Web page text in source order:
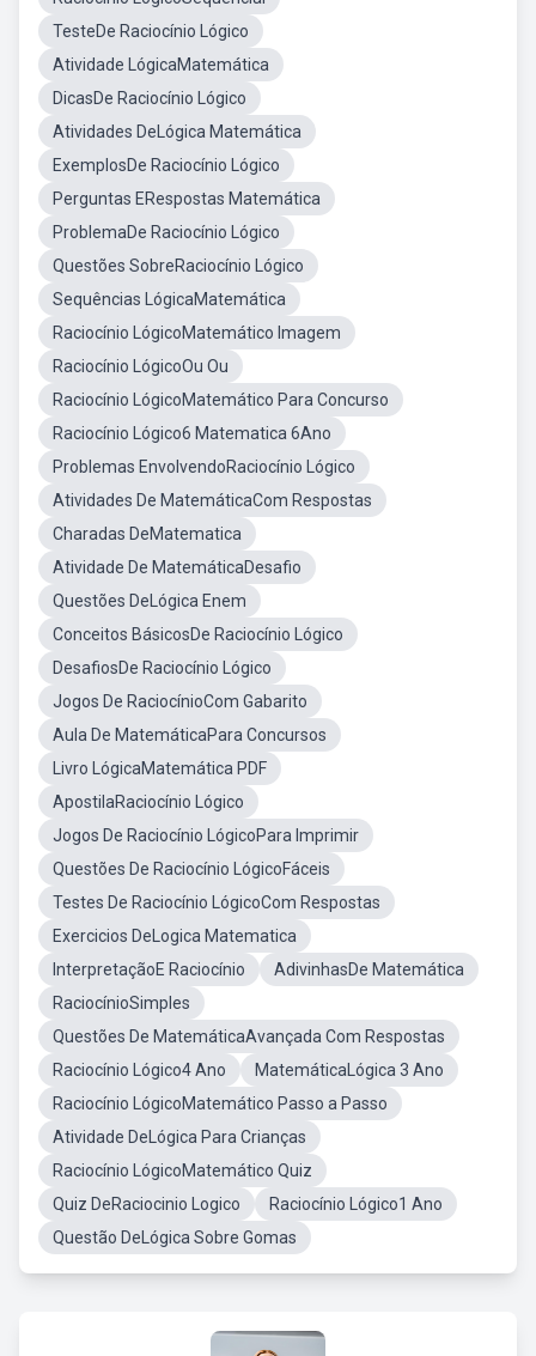
TesteDe Raciocínio Lógico
Atividade LógicaMatemática
DicasDe Raciocínio Lógico
Atividades DeLógica Matemática
ExemplosDe Raciocínio Lógico
Perguntas ERespostas Matemática
ProblemaDe Raciocínio Lógico
Questões SobreRaciocínio Lógico
Sequências LógicaMatemática
Raciocínio LógicoMatemático Imagem
Raciocínio LógicoOu Ou
Raciocínio LógicoMatemático Para Concurso
Raciocínio Lógico6 Matematica 6Ano
Problemas EnvolvendoRaciocínio Lógico
Atividades De MatemáticaCom Respostas
Charadas DeMatematica
Atividade De MatemáticaDesafio
Questões DeLógica Enem
Conceitos BásicosDe Raciocínio Lógico
DesafiosDe Raciocínio Lógico
Jogos De RaciocínioCom Gabarito
Aula De MatemáticaPara Concursos
Livro LógicaMatemática PDF
ApostilaRaciocínio Lógico
Jogos De Raciocínio LógicoPara Imprimir
Questões De Raciocínio LógicoFáceis
Testes De Raciocínio LógicoCom Respostas
Exercicios DeLogica Matematica
InterpretaçãoE Raciocínio
AdivinhasDe Matemática
RaciocínioSimples
Questões De MatemáticaAvançada Com Respostas
Raciocínio Lógico4 Ano
MatemáticaLógica 3 Ano
Raciocínio LógicoMatemático Passo a Passo
Atividade DeLógica Para Crianças
Raciocínio LógicoMatemático Quiz
Quiz DeRaciocinio Logico
Raciocínio Lógico1 Ano
Questão DeLógica Sobre Gomas